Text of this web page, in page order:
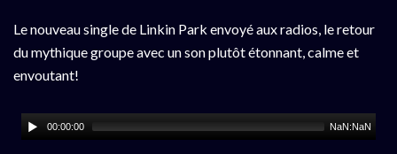
Le nouveau single de Linkin Park envoyé aux radios, le retour
du mythique groupe avec un son plutôt étonnant, calme et
envoutant!
00:00:00 NaN:NaN